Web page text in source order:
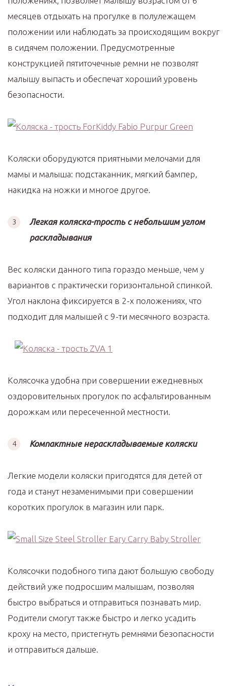
месяцев отдыхать на прогулке в полулежащем
положении или наблюдать за происходящим вокруг
в сидячем положении. Предусмотренные
конструкцией пятиточечные ремни не позволят
малышу выпасть и обеспечат хороший уровень
безопасности.
Коляски оборудуются приятными мелочами для
мамы и малыша: подстаканник, мягкий бампер,
накидка на ножки и многое другое.
Легкая коляска-трость с небольшим углом
раскладывания
Вес коляски данного типа гораздо меньше, чем у
вариантов с практически горизонтальной спинкой.
Угол наклона фиксируется в 2-х положениях, что
подходит для малышей с 9-ти месячного возраста.
Колясочка удобна при совершении ежедневных
оздоровительных прогулок по асфальтированным
дорожкам или пересеченной местности.
Компактные нераскладываемые коляски
Легкие модели коляски пригодятся для детей от
года и станут незаменимыми при совершении
коротких прогулок в магазин или парк.
Колясочки подобного типа дают большую свободу
действий уже подросшим малышам, позволяя
быстро выбраться и отправиться познавать мир.
Родители смогут также быстро и легко усадить
кроху на место, пристегнуть ремнями безопасности
и отправиться дальше.